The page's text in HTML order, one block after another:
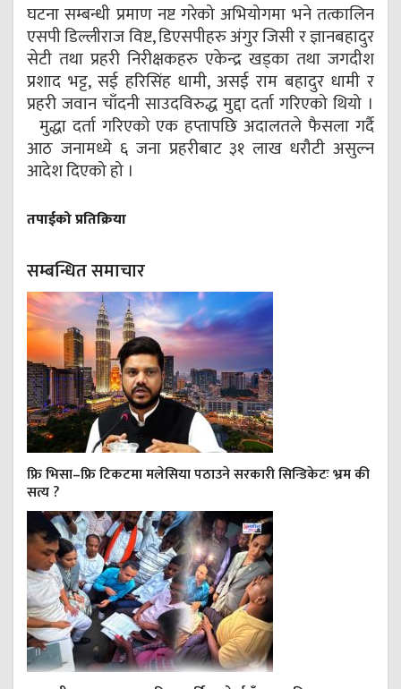
घटना सम्बन्धी प्रमाण नष्ट गरेको अभियोगमा भने तत्कालिन
एसपी डिल्लीराज विष्ट, डिएसपीहरु अंगुर जिसी र ज्ञानबहादुर
सेटी तथा प्रहरी निरीक्षकहरु एकेन्द्र खड्का तथा जगदीश
प्रशाद भट्ट, सई हरिसिंह धामी, असई राम बहादुर धामी र
प्रहरी जवान चाँदनी साउदविरुद्ध मुद्दा दर्ता गरिएको थियो ।
मुद्धा दर्ता गरिएको एक हप्तापछि अदालतले फैसला गर्दै
आठ जनामध्ये ६ जना प्रहरीबाट ३१ लाख धरौटी असुल्न
आदेश दिएको हो ।
तपाईको प्रतिक्रिया
सम्बन्धित समाचार
फ्रि भिसा–फ्रि टिकटमा मलेसिया पठाउने सरकारी सिन्डिकेटः भ्रम की
सत्य ?